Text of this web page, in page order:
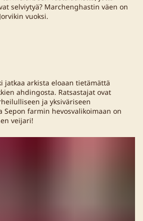
selviytyä? Marchenghastin väen on
vuoksi.
jatkaa arkista eloaan tietämättä
ahdingosta. Ratsastajat ovat
ja yksiväriseen
Sepon farmin hevosvalikoimaan on
veijari!